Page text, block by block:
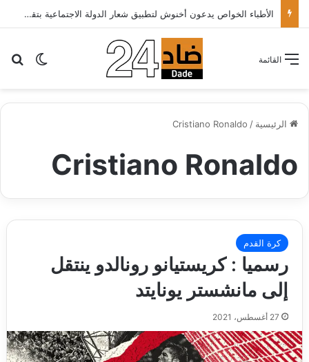
الأطباء الخواص يدعون أخنوش لتطبيق شعار الدولة الاجتماعية بتقليص كلفة العلاج على المرضى…
الوضع القائمة
الرئيسية /
Cristiano Ronaldo
Cristiano Ronaldo
كرة القدم
رسميا : كريستيانو رونالدو ينتقل
إلى مانشستر يونايتد
27 أغسطس، 2021